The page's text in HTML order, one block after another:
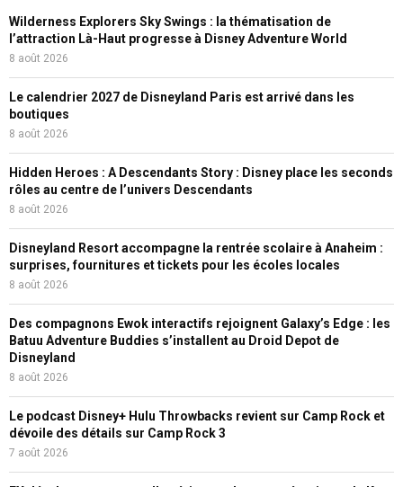
Wilderness Explorers Sky Swings : la thématisation de
l’attraction Là-Haut progresse à Disney Adventure World
8 août 2026
Le calendrier 2027 de Disneyland Paris est arrivé dans les
boutiques
8 août 2026
Hidden Heroes : A Descendants Story : Disney place les seconds
rôles au centre de l’univers Descendants
8 août 2026
Disneyland Resort accompagne la rentrée scolaire à Anaheim :
surprises, fournitures et tickets pour les écoles locales
8 août 2026
Des compagnons Ewok interactifs rejoignent Galaxy’s Edge : les
Batuu Adventure Buddies s’installent au Droid Depot de
Disneyland
8 août 2026
Le podcast Disney+ Hulu Throwbacks revient sur Camp Rock et
dévoile des détails sur Camp Rock 3
7 août 2026